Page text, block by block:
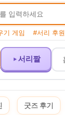
기 게임 #서리 후원
서리짤
굿즈 후기